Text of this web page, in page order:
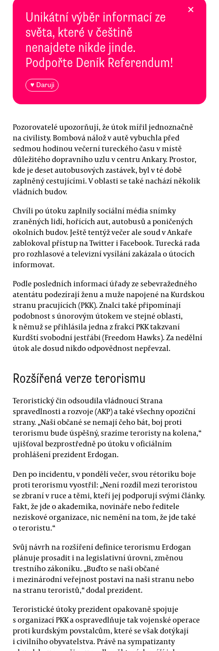
Unikátní výběr informací ze
světa, které v češtině
nenajdete nikde jinde.
Podpořte Deník Referendum!
♥ Daruji
×
Pozorovatelé upozorňují, že útok mířil jednoznačně
na civilisty. Bombová nálož v autě vybuchla před
sedmou hodinou večerní tureckého času v místě
důležitého dopravního uzlu v centru Ankary. Prostor,
kde je deset autobusových zastávek, byl v té době
zaplněný cestujícími. V oblasti se také nachází několik
vládních budov.
Chvíli po útoku zaplnily sociální média snímky
zraněných lidí, hořících aut, autobusů a poničených
okolních budov. Ještě tentýž večer ale soud v Ankaře
zablokoval přístup na Twitter i Facebook. Turecká rada
pro rozhlasové a televizní vysílání zakázala o útocích
informovat.
Podle posledních informací úřady ze sebevražedného
atentátu podezírají ženu a muže napojené na Kurdskou
stranu pracujících (PKK). Znalci také připomínají
podobnost s únorovým útokem ve stejné oblasti,
k němuž se přihlásila jedna z frakcí PKK takzvaní
Kurdští svobodní jestřábi (Freedom Hawks). Za nedělní
útok ale dosud nikdo odpovědnost nepřevzal.
Rozšířená verze terorismu
Teroristický čin odsoudila vládnoucí Strana
spravedlnosti a rozvoje (AKP) a také všechny opoziční
strany. „Naši občané se nemají čeho bát, boj proti
terorismu bude úspěšný, srazíme teroristy na kolena,“
ujišťoval bezprostředně po útoku v oficiálním
prohlášení prezident Erdogan.
Den po incidentu, v pondělí večer, svou rétoriku boje
proti terorismu vyostřil: „Není rozdíl mezi teroristou
se zbraní v ruce a těmi, kteří jej podporují svými články.
Fakt, že jde o akademika, novináře nebo ředitele
neziskové organizace, nic nemění na tom, že jde také
o teroristu.“
Svůj návrh na rozšíření definice terorismu Erdogan
plánuje prosadit i na legislativní úrovni, změnou
trestního zákoníku. „Buďto se naši občané
i mezinárodní veřejnost postaví na naši stranu nebo
na stranu teroristů,“ dodal prezident.
Teroristické útoky prezident opakovaně spojuje
s organizací PKK a ospravedlňuje tak vojenské operace
proti kurdským povstalcům, které se však dotýkají
i civilního obyvatelstva. Právě na sympatizanty